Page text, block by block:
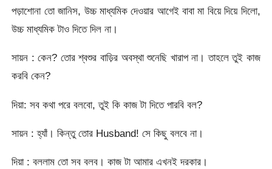
পড়াশোনা তো জানিস, উচ্চ মাধ্যমিক দেওয়ার আগেই বাবা মা বিয়ে দিয়ে দিলো,
উচ্চ মাধ্যমিক টাও দিতে দিল না।
সায়ন : কেন? তোর শ্বশুর বাড়ির অবস্থা শুনেছি খারাপ না। তাহলে তুই কাজ
করবি কেন?
দিয়া: সব কথা পরে বলবো, তুই কি কাজ টা দিতে পারবি বল?
সায়ন : হ্যাঁ। কিন্তু তোর Husband! সে কিছু বলবে না।
দিয়া : বললাম তো সব বলব। কাজ টা আমার এখনই দরকার।